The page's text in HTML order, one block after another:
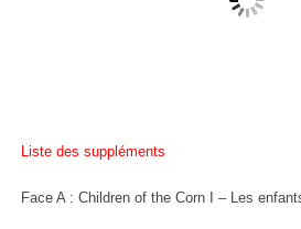
Liste des suppléments
Face A : Children of the Corn I – Les